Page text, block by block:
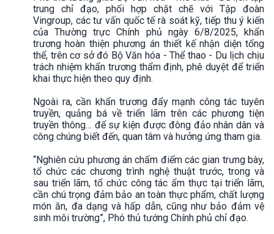
trung chỉ đạo, phối hợp chặt chẽ với Tập đoàn
Vingroup, các tư vấn quốc tế rà soát kỹ, tiếp thu ý kiến
của Thường trực Chính phủ ngày 6/8/2025, khẩn
trương hoàn thiện phương án thiết kế nhận diện tổng
thể, trên cơ sở đó Bộ Văn hóa - Thể thao - Du lịch chịu
trách nhiệm khẩn trương thẩm định, phê duyệt để triển
khai thực hiện theo quy định.
Ngoài ra, cần khẩn trương đẩy mạnh công tác tuyên
truyền, quảng bá về triển lãm trên các phương tiện
truyền thông… để sự kiện được đông đảo nhân dân và
công chúng biết đến, quan tâm và hưởng ứng tham gia.
“Nghiên cứu phương án chấm điểm các gian trưng bày,
tổ chức các chương trình nghệ thuật trước, trong và
sau triển lãm, tổ chức công tác ẩm thực tại triển lãm,
cần chú trọng đảm bảo an toàn thực phẩm, chất lượng
món ăn, đa dạng và hấp dẫn, cũng như bảo đảm vệ
sinh môi trường”, Phó thủ tướng Chính phủ chỉ đạo.